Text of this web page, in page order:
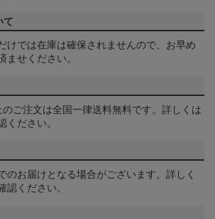
て
けでは在庫は確保されませんので、お早め
ませください。
ご注文は全国一律送料無料です。詳しくは
ください。
のお届けとなる場合がございます。詳しく
認ください。